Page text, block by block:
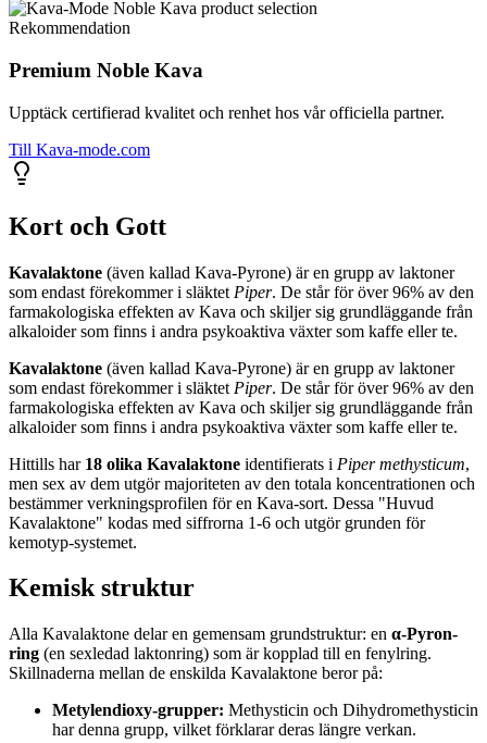
Rekommendation
Premium Noble Kava
Upptäck certifierad kvalitet och renhet hos vår officiella partner.
Till Kava-mode.com
Kort och Gott
Kavalaktone (även kallad Kava-Pyrone) är en grupp av laktoner
som endast förekommer i släktet Piper. De står för över 96% av den
farmakologiska effekten av Kava och skiljer sig grundläggande från
alkaloider som finns i andra psykoaktiva växter som kaffe eller te.
Kavalaktone (även kallad Kava-Pyrone) är en grupp av laktoner
som endast förekommer i släktet Piper. De står för över 96% av den
farmakologiska effekten av Kava och skiljer sig grundläggande från
alkaloider som finns i andra psykoaktiva växter som kaffe eller te.
Hittills har 18 olika Kavalaktone identifierats i Piper methysticum,
men sex av dem utgör majoriteten av den totala koncentrationen och
bestämmer verkningsprofilen för en Kava-sort. Dessa "Huvud
Kavalaktone" kodas med siffrorna 1-6 och utgör grunden för
kemotyp-systemet.
Kemisk struktur
Alla Kavalaktone delar en gemensam grundstruktur: en α-Pyron-
ring (en sexledad laktonring) som är kopplad till en fenylring.
Skillnaderna mellan de enskilda Kavalaktone beror på:
Metylendioxy-grupper: Methysticin och Dihydromethysticin
har denna grupp, vilket förklarar deras längre verkan.